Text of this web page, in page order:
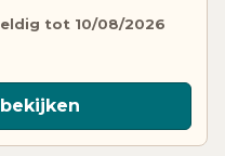
tot 10/08/2026